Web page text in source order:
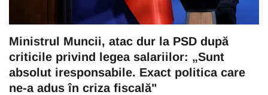
Ministrul Muncii, atac dur la PSD după
criticile privind legea salariilor: „Sunt
absolut iresponsabile. Exact politica care
ne-a adus în criza fiscală"